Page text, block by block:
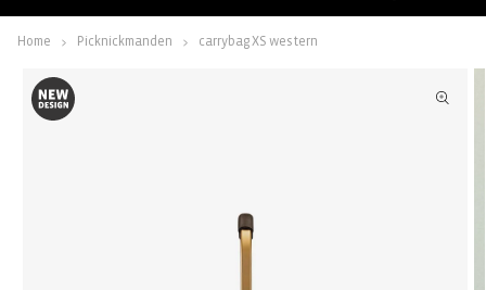
Home Picknickmanden carrybag XS western